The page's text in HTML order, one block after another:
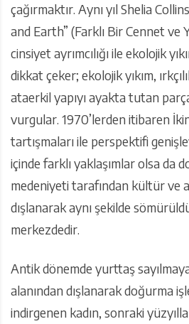
çağırmaktır. Aynı yıl Shelia
and Earth” (Farklı Bir Cennet ve
cinsiyet ayrımcılığı ile ekolojik
dikkat çeker; ekolojik yıkım,
ataerkil yapıyı ayakta tutan
vurgular. 1970’lerden itibaren
tartışmaları ile perspektifi
içinde farklı yaklaşımlar olsa da
medeniyeti tarafından kültür ve
dışlanarak aynı şekilde
merkezdedir.
Antik dönemde yurttaş
alanından dışlanarak doğurma
indirgenen kadın, sonraki